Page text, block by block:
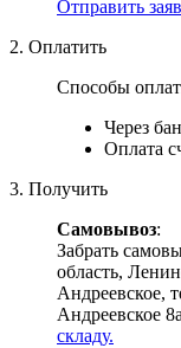
Отправить
2. Оплатить
Способы
Через
Оплата
3. Получить
Самовывоз:
Забрать
область,
Андреевское,
Андреевское
складу.